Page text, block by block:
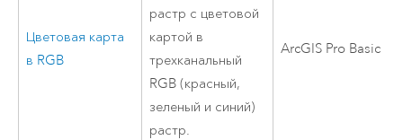
Цветовая карта
в RGB
растр с цветовой
картой в
трехканальный
RGB (красный,
зеленый и синий)
растр.
ArcGIS Pro Basic